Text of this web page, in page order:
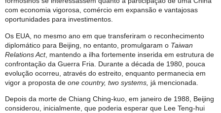
com economia vigorosa, comércio em expansão e vantajosas
oportunidades para investimentos.
Os EUA, no mesmo ano em que transferiram o reconhecimento
diplomático para Beijing, no entanto, promulgaram o Taiwan
Relations Act, mantendo a ilha fortemente inserida em estrutura de
confrontação da Guerra Fria. Durante a década de 1980, pouca
evolução ocorreu, através do estreito, enquanto permanecia em
vigor a proposta de one country, two systems, já mencionada.
Depois da morte de Chiang Ching-kuo, em janeiro de 1988, Beijing
considerou, inicialmente, que poderia esperar que Lee Teng-hui